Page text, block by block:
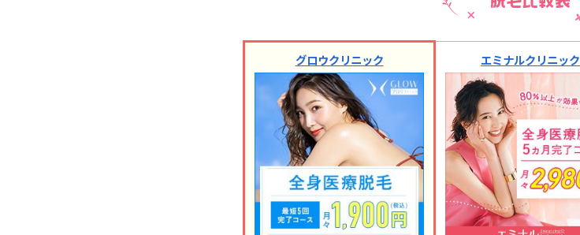
グロウクリニック エミナルクリニック